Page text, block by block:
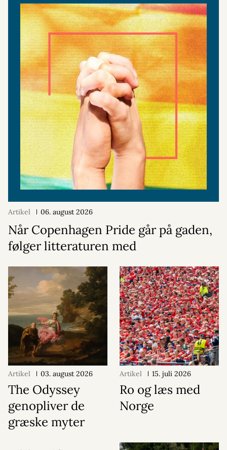
Artikel 06. august 2026
Når Copenhagen Pride går på gaden,
følger litteraturen med
Artikel 03. august 2026
The Odyssey
genopliver de
græske myter
Artikel 15. juli 2026
Ro og læs med
Norge